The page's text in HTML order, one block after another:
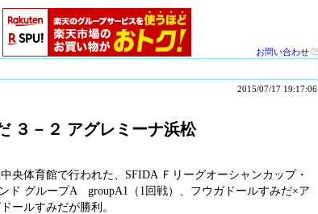
お問い合わせ
2015/07/17 19:17:06
３－２ アグレミーナ浜松
央体育館で行われた、SFIDA Ｆリーグオーシャンカップ・
ド グループA groupA1（1回戦）、フウガドールすみだ×ア
ールすみだが勝利。